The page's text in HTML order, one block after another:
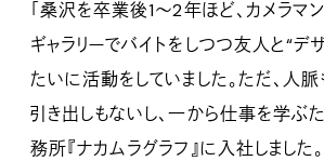
「桑沢を卒業後1〜2年ほど、カメラマ
ギャラリーでバイトをしつつ友人と“デ
たいに活動をしていました。ただ、人
引き出しもないし、一から仕事を学ぶ
務所『ナカムラグラフ』に入社しまし